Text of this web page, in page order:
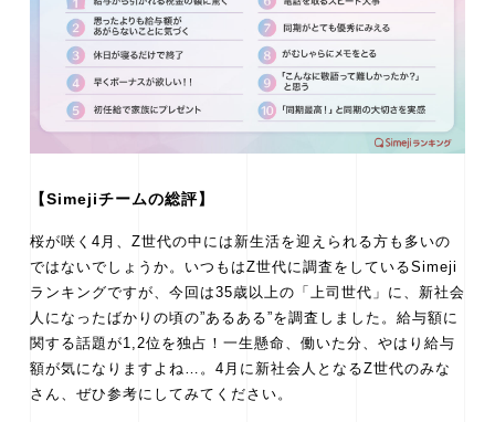
【Simejiチームの総評】
桜が咲く4月、Z世代の中には新生活を迎えられる方も多いの
ではないでしょうか。いつもはZ世代に調査をしているSimeji
ランキングですが、今回は35歳以上の「上司世代」に、新社会
人になったばかりの頃の”あるある”を調査しました。給与額に
関する話題が1,2位を独占！一生懸命、働いた分、やはり給与
額が気になりますよね…。4月に新社会人となるZ世代のみな
さん、ぜひ参考にしてみてください。